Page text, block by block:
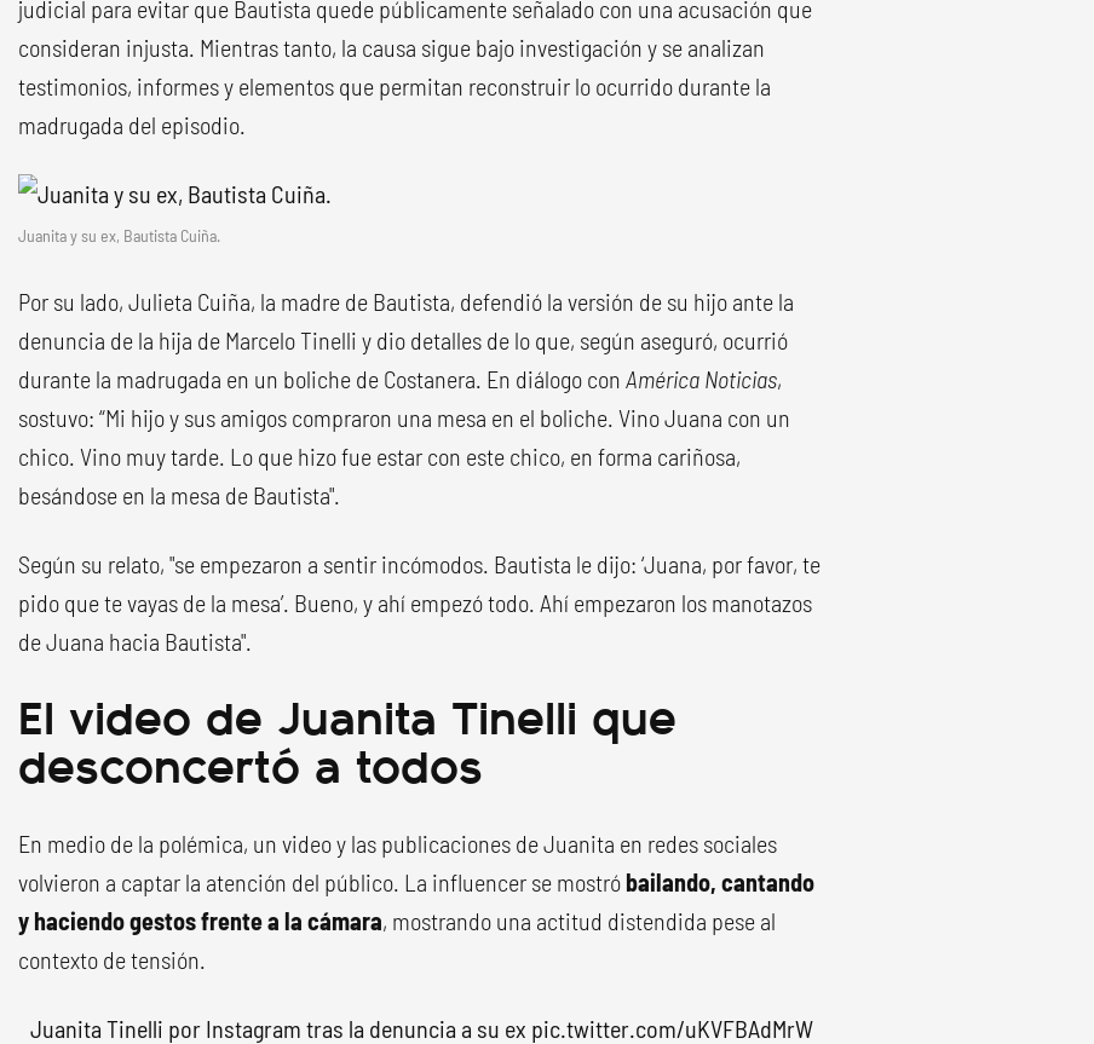
judicial para evitar que Bautista quede públicamente señalado con una acusación que
consideran injusta. Mientras tanto, la causa sigue bajo investigación y se analizan
testimonios, informes y elementos que permitan reconstruir lo ocurrido durante la
madrugada del episodio.
Juanita y su ex, Bautista Cuiña.
Por su lado, Julieta Cuiña, la madre de Bautista, defendió la versión de su hijo ante la
denuncia de la hija de Marcelo Tinelli y dio detalles de lo que, según aseguró, ocurrió
durante la madrugada en un boliche de Costanera. En diálogo con América Noticias,
sostuvo: “Mi hijo y sus amigos compraron una mesa en el boliche. Vino Juana con un
chico. Vino muy tarde. Lo que hizo fue estar con este chico, en forma cariñosa,
besándose en la mesa de Bautista".
Según su relato, "se empezaron a sentir incómodos. Bautista le dijo: ‘Juana, por favor, te
pido que te vayas de la mesa’. Bueno, y ahí empezó todo. Ahí empezaron los manotazos
de Juana hacia Bautista".
El video de Juanita Tinelli que
desconcertó a todos
En medio de la polémica, un video y las publicaciones de Juanita en redes sociales
volvieron a captar la atención del público. La influencer se mostró bailando, cantando
y haciendo gestos frente a la cámara, mostrando una actitud distendida pese al
contexto de tensión.
Juanita Tinelli por Instagram tras la denuncia a su ex pic.twitter.com/uKVFBAdMrW